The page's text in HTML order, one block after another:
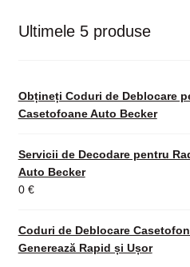
Ultimele 5 produse
Obțineți Coduri de Deblocare
Casetofoane Auto Becker
Servicii de Decodare pentru
Auto Becker
0 €
Coduri de Deblocare
Generează Rapid și Ușor